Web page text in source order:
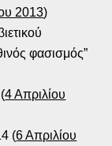
2013)
φασισμός”
4 Απριλίου
(6 Απριλίου